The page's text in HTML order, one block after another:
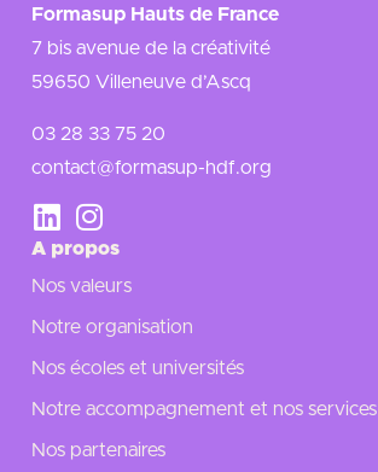
Formasup Hauts de France
7 bis avenue de la créativité
59650 Villeneuve d’Ascq
03 28 33 75 20
contact@formasup-hdf.org
A propos
Nos valeurs
Notre organisation
Nos écoles et universités
Notre accompagnement et nos services
Nos partenaires